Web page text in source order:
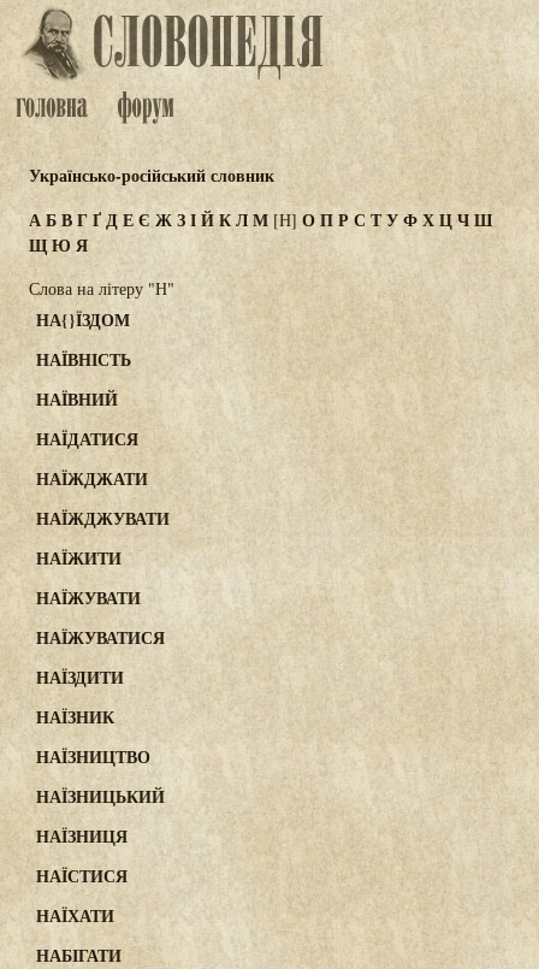
Українсько-російський словник
АБВГҐДЕЄ ЖЗІЙКЛМ [Н] ОПР СТУФХЦЧШ
ЩЮ Я
Слова на літеру "Н"
НА{}ЇЗДОМ
НАЇВНІСТЬ
НАЇВНИЙ
НАЇДАТИСЯ
НАЇЖДЖАТИ
НАЇЖДЖУВАТИ
НАЇЖИТИ
НАЇЖУВАТИ
НАЇЖУВАТИСЯ
НАЇЗДИТИ
НАЇЗНИК
НАЇЗНИЦТВО
НАЇЗНИЦЬКИЙ
НАЇЗНИЦЯ
НАЇСТИСЯ
НАЇХАТИ
НАБІГАТИ